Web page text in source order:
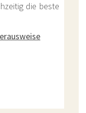
die beste